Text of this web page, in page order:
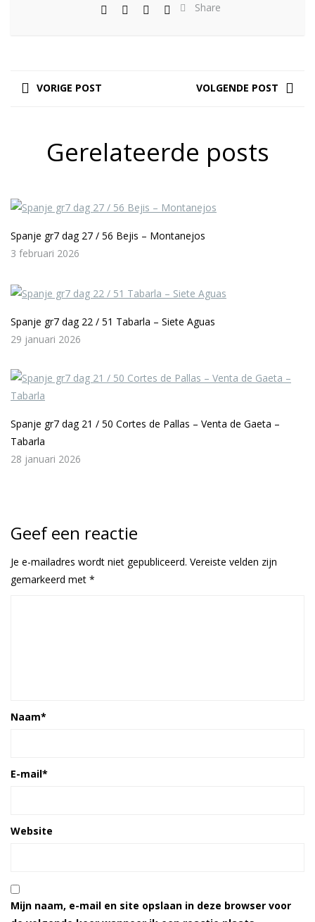
Share
VORIGE POST VOLGENDE POST
Gerelateerde posts
Spanje gr7 dag 27 / 56 Bejis – Montanejos
3 februari 2026
Spanje gr7 dag 22 / 51 Tabarla – Siete Aguas
29 januari 2026
Spanje gr7 dag 21 / 50 Cortes de Pallas – Venta de Gaeta –
Tabarla
28 januari 2026
Geef een reactie
Je e-mailadres wordt niet gepubliceerd. Vereiste velden zijn
gemarkeerd met *
Naam*
E-mail*
Website
Mijn naam, e-mail en site opslaan in deze browser voor